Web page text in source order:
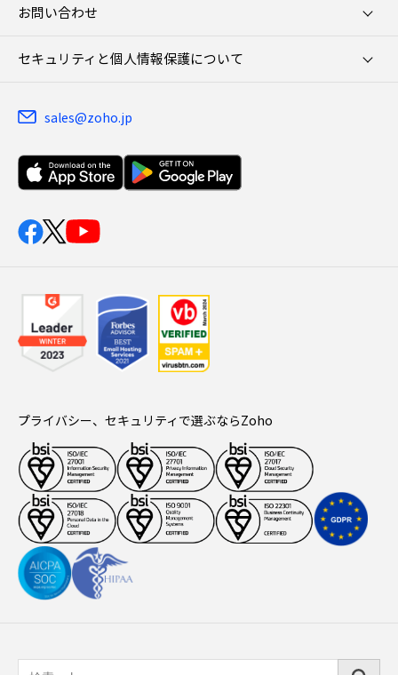
お問い合わせ
セキュリティと個人情報保護について
sales@zoho.jp
プライバシー、セキュリティで選ぶならZoho